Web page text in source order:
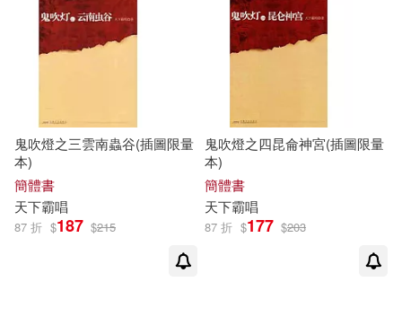
鬼吹燈之三雲南蟲谷(插圖限量
本)
簡體書
天下霸唱
87 折 $187 $215
鬼吹燈之四昆侖神宮(插圖限量
本)
簡體書
天下霸唱
87 折 $177 $203